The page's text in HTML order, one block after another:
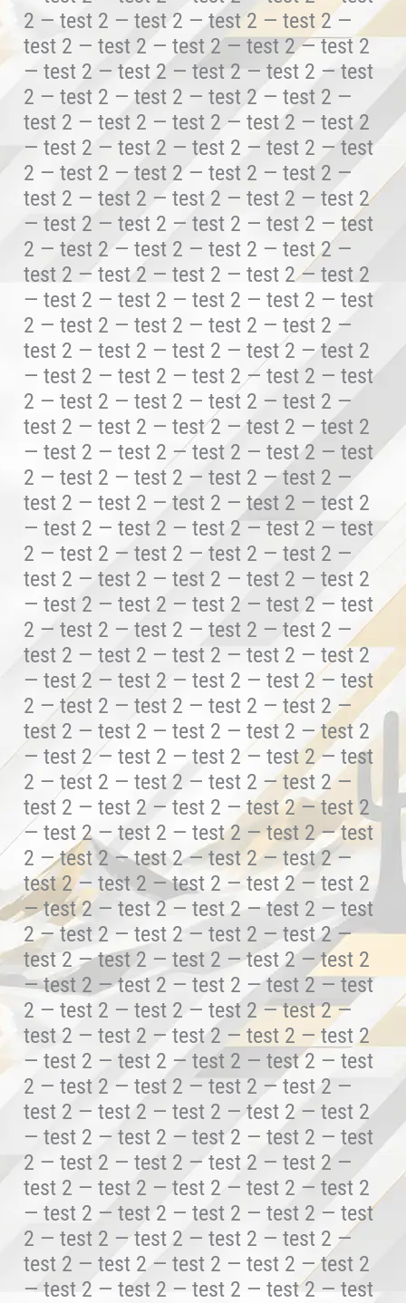
2 — test 2 — test 2 — test 2 — test 2 —
test 2 — test 2 — test 2 — test 2 — test 2
— test 2 — test 2 — test 2 — test 2 — test
2 — test 2 — test 2 — test 2 — test 2 —
test 2 — test 2 — test 2 — test 2 — test 2
— test 2 — test 2 — test 2 — test 2 — test
2 — test 2 — test 2 — test 2 — test 2 —
test 2 — test 2 — test 2 — test 2 — test 2
— test 2 — test 2 — test 2 — test 2 — test
2 — test 2 — test 2 — test 2 — test 2 —
test 2 — test 2 — test 2 — test 2 — test 2
— test 2 — test 2 — test 2 — test 2 — test
2 — test 2 — test 2 — test 2 — test 2 —
test 2 — test 2 — test 2 — test 2 — test 2
— test 2 — test 2 — test 2 — test 2 — test
2 — test 2 — test 2 — test 2 — test 2 —
test 2 — test 2 — test 2 — test 2 — test 2
— test 2 — test 2 — test 2 — test 2 — test
2 — test 2 — test 2 — test 2 — test 2 —
test 2 — test 2 — test 2 — test 2 — test 2
— test 2 — test 2 — test 2 — test 2 — test
2 — test 2 — test 2 — test 2 — test 2 —
test 2 — test 2 — test 2 — test 2 — test 2
— test 2 — test 2 — test 2 — test 2 — test
2 — test 2 — test 2 — test 2 — test 2 —
test 2 — test 2 — test 2 — test 2 — test 2
— test 2 — test 2 — test 2 — test 2 — test
2 — test 2 — test 2 — test 2 — test 2 —
test 2 — test 2 — test 2 — test 2 — test 2
— test 2 — test 2 — test 2 — test 2 — test
2 — test 2 — test 2 — test 2 — test 2 —
test 2 — test 2 — test 2 — test 2 — test 2
— test 2 — test 2 — test 2 — test 2 — test
2 — test 2 — test 2 — test 2 — test 2 —
test 2 — test 2 — test 2 — test 2 — test 2
— test 2 — test 2 — test 2 — test 2 — test
2 — test 2 — test 2 — test 2 — test 2 —
test 2 — test 2 — test 2 — test 2 — test 2
— test 2 — test 2 — test 2 — test 2 — test
2 — test 2 — test 2 — test 2 — test 2 —
test 2 — test 2 — test 2 — test 2 — test 2
— test 2 — test 2 — test 2 — test 2 — test
2 — test 2 — test 2 — test 2 — test 2 —
test 2 — test 2 — test 2 — test 2 — test 2
— test 2 — test 2 — test 2 — test 2 — test
2 — test 2 — test 2 — test 2 — test 2 —
test 2 — test 2 — test 2 — test 2 — test 2
— test 2 — test 2 — test 2 — test 2 — test
2 — test 2 — test 2 — test 2 — test 2 —
test 2 — test 2 — test 2 — test 2 — test 2
— test 2 — test 2 — test 2 — test 2 — test